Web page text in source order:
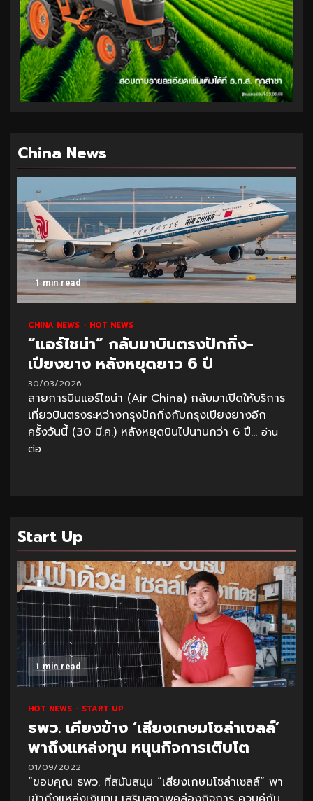
China News
1 min read
CHINA NEWS HOT NEWS
“แอร์ไชน่า” กลับมาบินตรงปักกิ่ง-
เปียงยาง หลังหยุดยาว 6 ปี
30/03/2026
สายการบินแอร์ไชน่า (Air China) กลับมาเปิดให้บริการ
เที่ยวบินตรงระหว่างกรุงปักกิ่งกับกรุงเปียงยางอีก
ครั้งวันนี้ (30 มี.ค.) หลังหยุดบินไปนานกว่า 6 ปี... อ่าน
ต่อ
Start Up
1 min read
HOT NEWS START UP
ธพว. เคียงข้าง ‘เสียงเกษมโซล่าเซลล์’
พาถึงแหล่งทุน หนุนกิจการเติบโต
01/09/2022
“ขอบคุณ ธพว. ที่สนับสนุน “เสียงเกษมโซล่าเซลล์” พา